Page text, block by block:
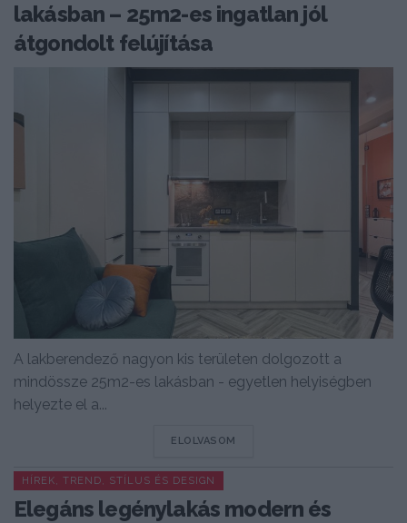
lakásban – 25m2-es ingatlan jól
átgondolt felújítása
A lakberendező nagyon kis területen dolgozott a
mindössze 25m2-es lakásban - egyetlen helyiségben
helyezte el a...
ELOLVASOM
HÍREK, TREND, STÍLUS ÉS DESIGN
Elegáns legénylakás modern és